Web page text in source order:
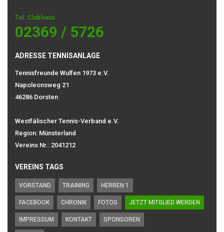
Tel. Clubhaus
02369 / 5726
ADRESSE TENNISANLAGE
Tennisfreunde Wulfen 1973 e.V.
Napoleonsweg 21
46286 Dorsten
Westfälischer Tennis-Verband e.V.
Region: Münsterland
Vereins Nr.: 2041212
VEREINS TAGS
VORSTAND TRAINING HERREN 1
FACEBOOK CHRONIK FOTOS JETZT MITGLIED WERDEN
IMPRESSUM KONTAKT SPONSOREN